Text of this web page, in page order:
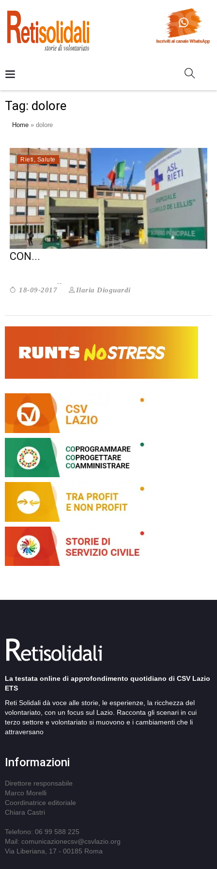
Tag: dolore
Home » dolore
Rieti , Salute
CITTÀ DEL SOLLIEVO: TUTTI A RIETI
CON...
18-09-2017 Ilaria Dioguardi
La testata online di approfondimento quotidiano di CSV Lazio
ETS
Reti Solidali dà voce alle storie, le esperienze, la ricchezza del
volontariato, con un focus sul Lazio. Racconta gli scenari in cui
terzo settore e volontariato si muovono e i cambiamenti che li
attraversano
Informazioni
Direttore responsabile
Marco Morelli
Coordinatrice editoriale
Chiara Castri
Telefono: 06 99 588 225
Mail: comunicazionecsv@csvlazio.org
Via Liberiana, 17 - 00185 Roma